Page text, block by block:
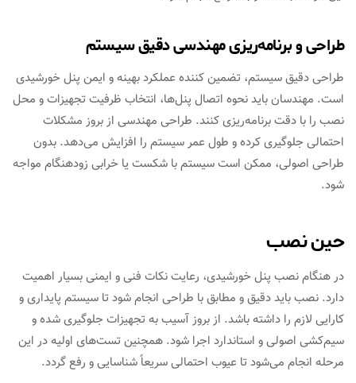
طراحی و برنامه‌ریزی مهندسی دقیق سیستم
طراحی دقیق سیستم، تضمین کننده عملکرد بهینه و ایمن پنل خورشیدی
است. مهندسان باید نحوه اتصال پنل‌ها، انتخاب ظرفیت تجهیزات و محل
نصب را با دقت برنامه‌ریزی کنند. طراحی مهندسی از بروز مشکلات
احتمالی جلوگیری کرده و طول عمر سیستم را افزایش می‌دهد. بدون
طراحی اصولی، ممکن است سیستم با شکست یا خرابی زودهنگام مواجه
شود.
حین نصب
در هنگام نصب پنل خورشیدی، رعایت نکات فنی و ایمنی بسیار اهمیت
دارد. نصب باید دقیق و مطابق با طراحی انجام شود تا سیستم پایداری و
کارایی لازم را داشته باشد. از بروز آسیب به تجهیزات جلوگیری شده و
سیم‌کشی اصولی و استاندارد اجرا شود. همچنین تست‌های اولیه در این
مرحله انجام می‌شود تا عیوب احتمالی سریعاً شناسایی و رفع گردد.